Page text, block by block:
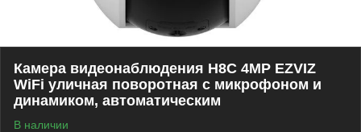
Камера видеонаблюдения H8C 4MP EZVIZ
WiFi уличная поворотная с микрофоном и
динамиком, автоматическим
В наличии